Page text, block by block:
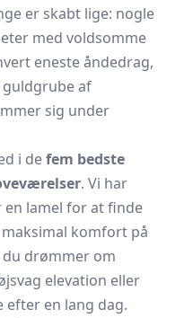
er skabt lige: nogle
med voldsomme
eneste åndedrag,
af
sig under
i defem bedste
. Vi har
lamel for at finde
komfort på
drømmer om
elevation eller
efter en lang dag.